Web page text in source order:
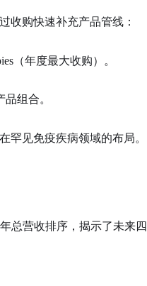
收购快速补充产品管线：
（年度最大收购）。
品组合。
罕见免疫疾病领域的布局。
总营收排序，揭示了未来